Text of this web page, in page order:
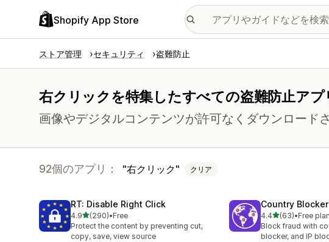
Shopify App Store
ストア管理 セキュリティ 盗難防止
右クリックを特集したすべての盗難防止アプ
画像やデジタルコンテンツが許可なくダウンロード
92個のアプリ： 右クリック クリア
RT: Disable Right Click
4.95つ星中
(290)
合計レビュー数：290件
•Free
Protect the content by preventing cut,
copy, save, view source
Country
4.45つ星中
(63)
合計レビュー数：
•Free
Block fraud with
blocker, and IP